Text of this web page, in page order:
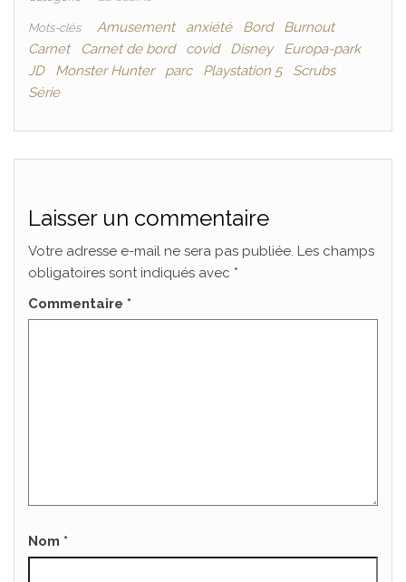
Mots-clés Amusement anxiété Bord
Burnout
Carnet
Carnet de bord covid Disney
Europa-park
JD
Monster Hunter parc Playstation 5
Scrubs
Série
Laisser un commentaire
Votre adresse e-mail ne sera pas publiée. Les champs
obligatoires sont indiqués avec *
Commentaire *
Nom *